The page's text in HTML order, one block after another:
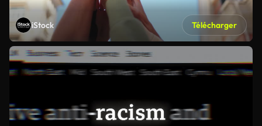
iStock Télécharger